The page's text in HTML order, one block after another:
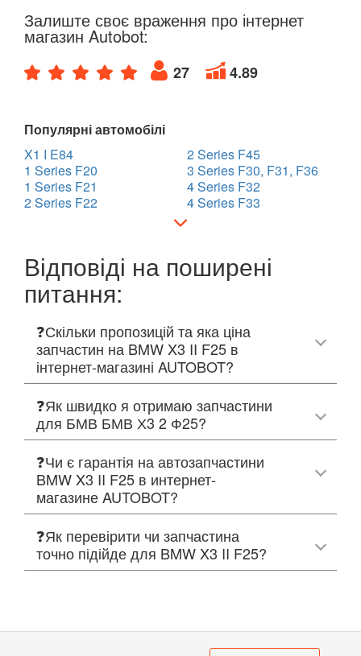
Залиште своє враження про інтернет
магазин Autobot:
27 4.89
Популярні автомобілі
X1 I E84
1 Series F20
1 Series F21
2 Series F22
2 Series F45
3 Series F30, F31, F36
4 Series F32
4 Series F33
Відповіді на поширені
питання:
❓Скільки пропозицій та яка ціна
запчастин на BMW X3 II F25 в
інтернет-магазині AUTOBOT?
❓Як швидко я отримаю запчастини
для БМВ БМВ Х3 2 Ф25?
❓Чи є гарантія на автозапчастини
BMW X3 II F25 в интернет-
магазине AUTOBOT?
❓Як перевірити чи запчастина
точно підійде для BMW X3 II F25?